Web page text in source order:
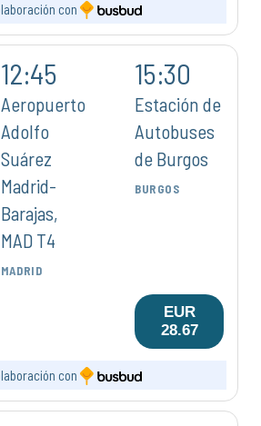
con
12:45
Aeropuerto
Adolfo
Suárez
Madrid-
Barajas,
MAD T4
MADRID
15:30
Estación de
Autobuses
de Burgos
BURGOS
EUR
28.67
con